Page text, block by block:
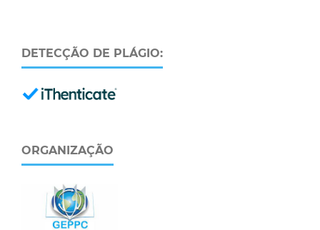
DETECÇÃO DE PLÁGIO:
ORGANIZAÇÃO